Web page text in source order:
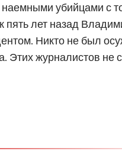
убийцами с
пять лет назад
Никто не был
Этих журналистов не